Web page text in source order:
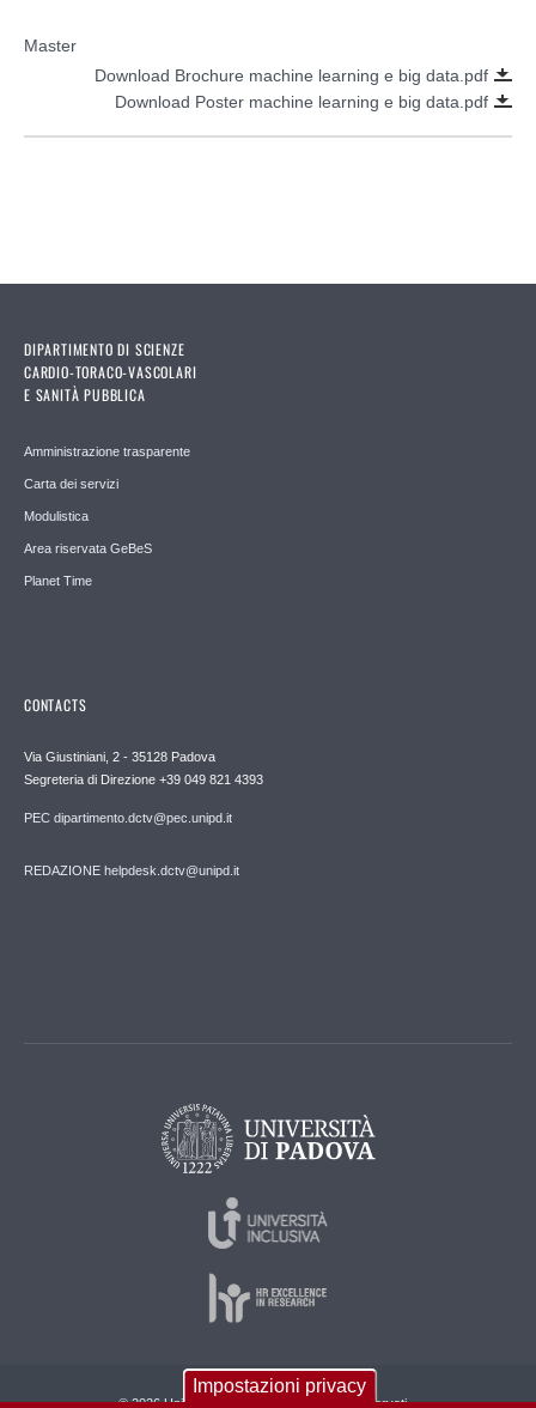
Master
Download Brochure machine learning e big data.pdf
Download Poster machine learning e big data.pdf
DIPARTIMENTO DI SCIENZE
CARDIO-TORACO-VASCOLARI
E SANITÀ PUBBLICA
Amministrazione trasparente
Carta dei servizi
Modulistica
Area riservata GeBeS
Planet Time
CONTACTS
Via Giustiniani, 2 - 35128 Padova
Segreteria di Direzione +39 049 821 4393
PEC dipartimento.dctv@pec.unipd.it
REDAZIONE helpdesk.dctv@unipd.it
© 2026 Università di Padova - Tutti i diritti riservati
Impostazioni privacy